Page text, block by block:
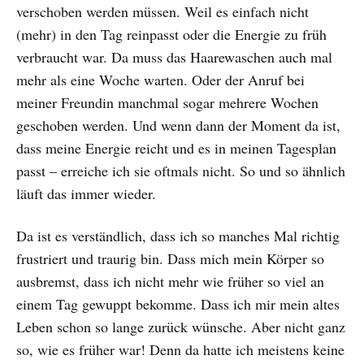
verschoben werden müssen. Weil es einfach nicht
(mehr) in den Tag reinpasst oder die Energie zu früh
verbraucht war. Da muss das Haarewaschen auch mal
mehr als eine Woche warten. Oder der Anruf bei
meiner Freundin manchmal sogar mehrere Wochen
geschoben werden. Und wenn dann der Moment da ist,
dass meine Energie reicht und es in meinen Tagesplan
passt – erreiche ich sie oftmals nicht. So und so ähnlich
läuft das immer wieder.
Da ist es verständlich, dass ich so manches Mal richtig
frustriert und traurig bin. Dass mich mein Körper so
ausbremst, dass ich nicht mehr wie früher so viel an
einem Tag gewuppt bekomme. Dass ich mir mein altes
Leben schon so lange zurück wünsche. Aber nicht ganz
so, wie es früher war! Denn da hatte ich meistens keine